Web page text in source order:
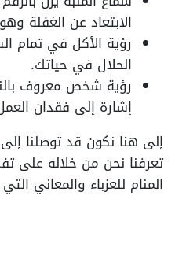
الابتعاد عن الغفلة
رؤية الأكل في تمام
الحلال في حياتك.
إشارة إلى فقدان
إلى هنا نكون قد توصلنا
المنام للعزباء والمعاني